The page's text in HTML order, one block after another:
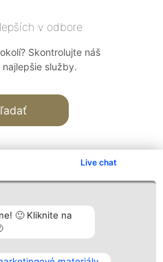
Live chat
🙂 Kliknite na
v odbore
Skontrolujte náš
služby.
Kontakt
Kontakt